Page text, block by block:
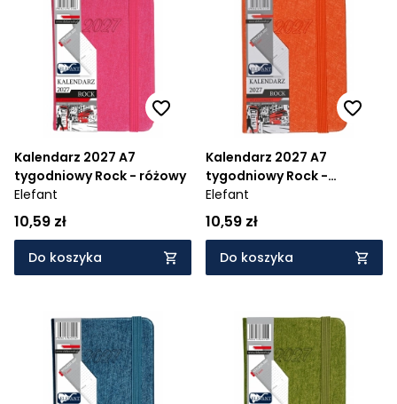
Kalendarz 2027 A7
tygodniowy Rock - różowy
Elefant
10,59 zł
Do koszyka
Kalendarz 2027 A7
tygodniowy Rock -
pomarańczowy
Elefant
10,59 zł
Do koszyka